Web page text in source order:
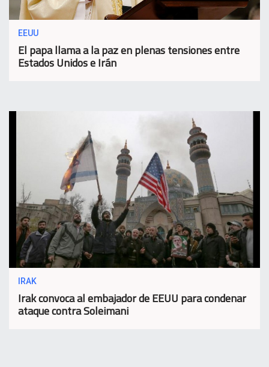
EEUU
El papa llama a la paz en plenas tensiones entre
Estados Unidos e Irán
IRAK
Irak convoca al embajador de EEUU para condenar
ataque contra Soleimani